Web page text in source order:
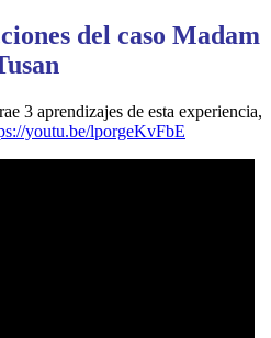
del caso Madam
3 aprendizajes de esta experiencia,
youtu.be/lporgeKvFbE